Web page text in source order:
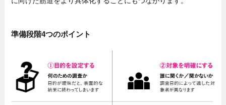
準備段階4つのポイント